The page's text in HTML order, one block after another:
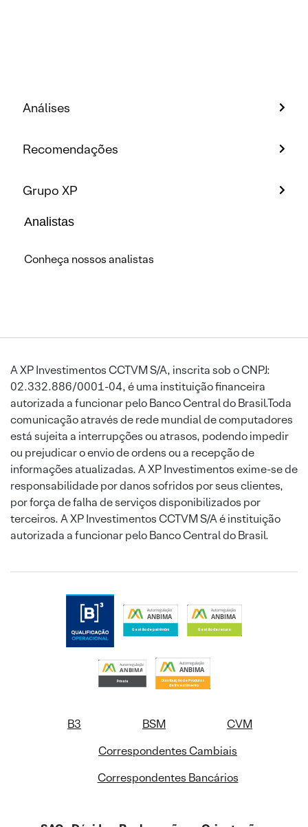
Análises
Recomendações
Grupo XP
Analistas
Conheça nossos analistas
A XP Investimentos CCTVM S/A, inscrita sob o CNPJ:
02.332.886/0001-04, é uma instituição financeira
autorizada a funcionar pelo Banco Central do Brasil.Toda
comunicação através de rede mundial de computadores
está sujeita a interrupções ou atrasos, podendo impedir
ou prejudicar o envio de ordens ou a recepção de
informações atualizadas. A XP Investimentos exime-se de
responsabilidade por danos sofridos por seus clientes,
por força de falha de serviços disponibilizados por
terceiros. A XP Investimentos CCTVM S/A é instituição
autorizada a funcionar pelo Banco Central do Brasil.
B3 BSM
CVM
Correspondentes Cambiais
Correspondentes Bancários